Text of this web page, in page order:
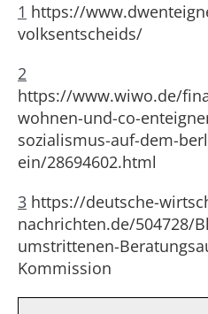
1 https://
volksentscheids/
2
https://www.wiwo.de/
wohnen-und-co-
sozialismus-auf-dem-
ein/28694602.html
3 https://deutsche-
nachrichten.de/504728/
umstrittenen-
Kommission